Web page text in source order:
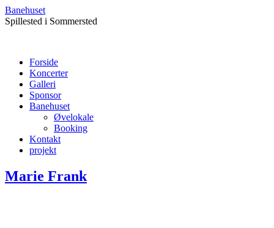
Banehuset
Spillested i Sommersted
Forside
Koncerter
Galleri
Sponsor
Banehuset
Øvelokale
Booking
Kontakt
projekt
Marie Frank